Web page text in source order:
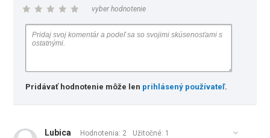
vyber hodnotenie
Pridávať hodnotenie môže len prihlásený používateľ.
Lubica Hodnotenia: 2 Užitočné: 1